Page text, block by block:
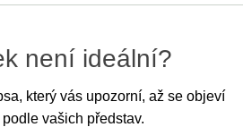
není ideální?
který vás upozorní, až se objeví
vašich představ.